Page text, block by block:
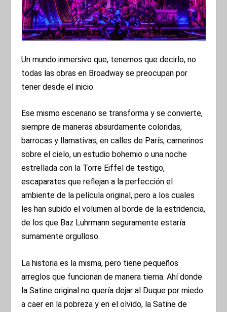
Un mundo inmersivo que, tenemos que decirlo, no
todas las obras en Broadway se preocupan por
tener desde el inicio.
Ese mismo escenario se transforma y se convierte,
siempre de maneras absurdamente coloridas,
barrocas y llamativas, en calles de París, camerinos
sobre el cielo, un estudio bohemio o una noche
estrellada con la Torre Eiffel de testigo,
escaparates que reflejan a la perfección el
ambiente de la película original, pero a los cuales
les han subido el volumen al borde de la estridencia,
de los que Baz Luhrmann seguramente estaría
sumamente orgulloso.
La historia es la misma, pero tiene pequeños
arreglos que funcionan de manera tierna. Ahí donde
la Satine original no quería dejar al Duque por miedo
a caer en la pobreza y en el olvido, la Satine de